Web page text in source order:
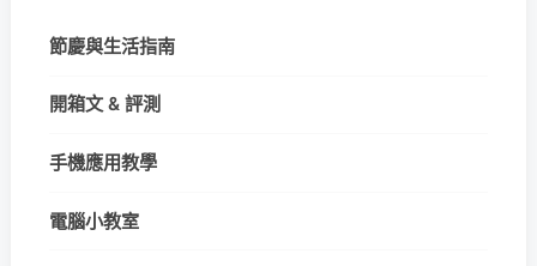
節慶與生活指南
開箱文 & 評測
手機應用教學
電腦小教室